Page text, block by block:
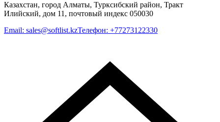
Казахстан, город Алматы, Турксибский район, Тракт
Илийский, дом 11, почтовый индекс 050030
Email: sales@softlist.kzТелефон: +77273122330